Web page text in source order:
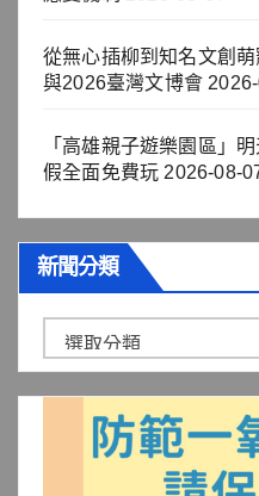
從無心插柳到知名文創
與2026臺灣文博會
「高雄親子遊樂園區」
假全面免費玩 2026-08-
新聞分類
聞